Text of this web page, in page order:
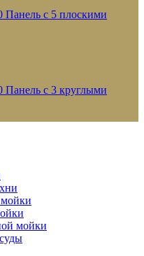
Панель с 5 плоскими
Панель с 3 круглыми
мойки